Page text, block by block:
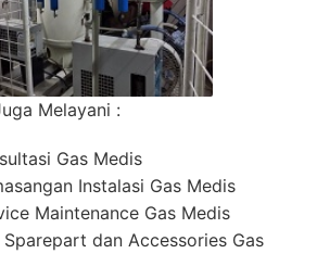
Melayani :
Gas Medis
Instalasi Gas Medis
Maintenance Gas Medis
dan Accessories Gas